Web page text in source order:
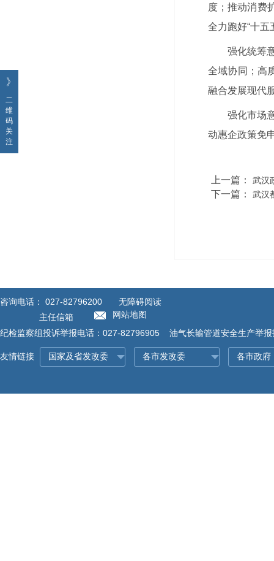
度；推动消费
全力跑好“十五
强化统筹
全域协同；高
融合发展现代
强化市场
动惠企政策免
上一篇： 武汉
下一篇： 武汉
》
二
维
码
关
注
咨询电话： 027-82796200
无障碍阅读
主任信箱
网站地图
纪检监察组投诉举报电话：027-82796905 油气长输管道安全生产举
友情链接